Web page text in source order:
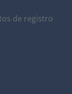
de registro